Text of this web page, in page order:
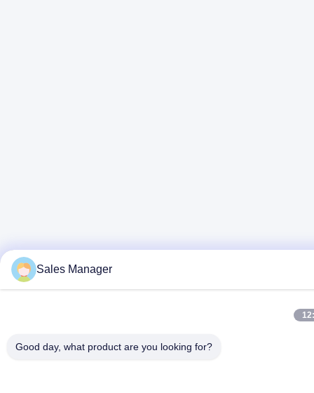
Sales Manager
Good day, what product are you looking for?